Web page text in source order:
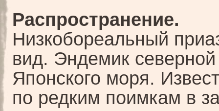
Распространение.
Низкобореальный
вид. Эндемик северной
Японского моря.
по редким поимкам в